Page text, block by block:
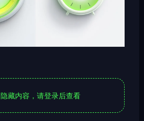
隐藏内容，请登录后查看